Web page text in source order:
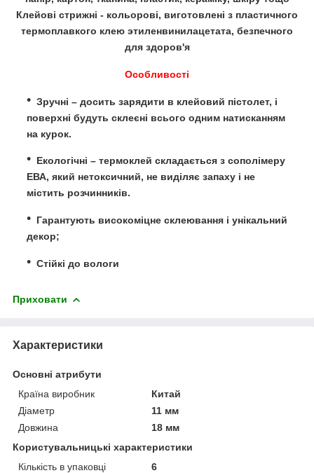
Клейові стрижні - кольорові, виготовлені з пластичного
термоплавкого клею этиленвинилацетата, безпечного
для здоров'я
Особливості
Зручні – досить зарядити в клейовий пістолет, і
поверхні будуть склеєні всього одним натисканням
на курок.
Екологічні – термоклей складається з сополімеру
ЕВА, який нетоксичний, не виділяє запаху і не
містить розчинників.
Гарантують високоміцне склеювання і унікальний
декор;
Стійкі до вологи
Приховати
Характеристики
Основні атрибути
Країна виробник
Китай
Діаметр
11 мм
Довжина
18 мм
Користувальницькі характеристики
Кількість в упаковці
6